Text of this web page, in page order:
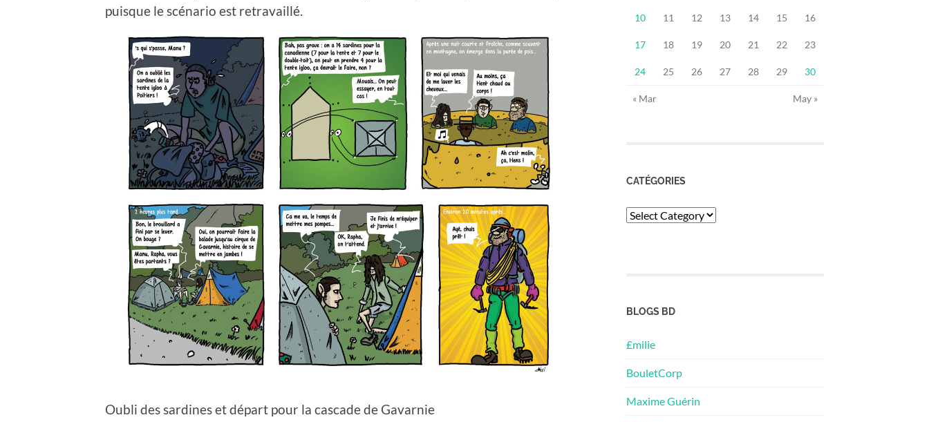
puisque le scénario est retravaillé.
Oubli des sardines et départ pour la cascade de Gavarnie
10 11 12 13 14 15 16
17 18 19 20 21 22 23
24 25 26 27 28 29 30
« Mar May »
CATÉGORIES
Catégories
BLOGS BD
£milie
BouletCorp
Maxime Guérin